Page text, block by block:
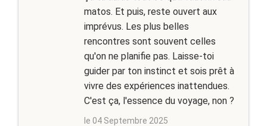
matos. Et puis, reste ouvert aux
imprévus. Les plus belles
rencontres sont souvent celles
qu'on ne planifie pas. Laisse-toi
guider par ton instinct et sois prêt à
vivre des expériences inattendues.
C'est ça, l'essence du voyage, non ?
le 04 Septembre 2025